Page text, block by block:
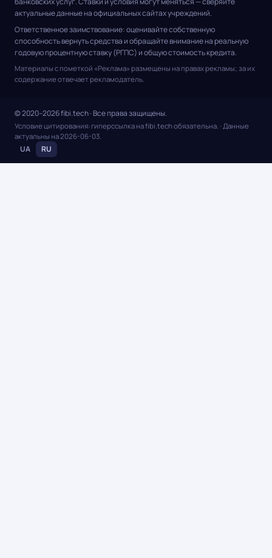
актуальные данные на официальных сайтах учреждений.
Ответственное заимствование: оценивайте собственную
способность вернуть средства и обращайте внимание на реальную
годовую процентную ставку (РГПС) и общую стоимость кредита.
Материалы с пометкой «Реклама» размещены на правах рекламы; за их
содержание отвечает рекламодатель.
© 2020–2026 fibi.tech · Все права защищены.
Условие цитирования: гиперссылка на fibi.tech обязательна. · Данные
актуальны на2026-06-03
UA RU